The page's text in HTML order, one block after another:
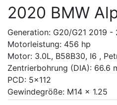
2020 BMW
Generation: G20/G21 2019 -
Motorleistung: 456 hp
Motor: 3.0L, B58B30, I6 ,
Zentrierbohrung (DIA): 66.6
PCD: 5x112
Gewindegröße: M14 x 1.25